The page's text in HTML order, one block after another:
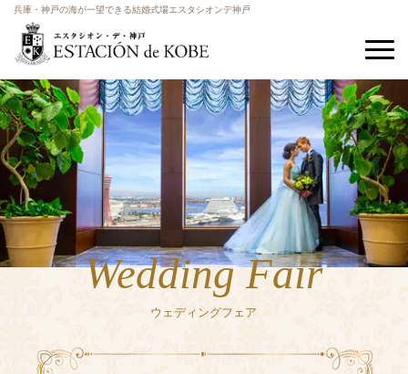
兵庫・神戸の海が一望できる結婚式場エスタシオンデ神戸
Wedding Fair
ウェディングフェア